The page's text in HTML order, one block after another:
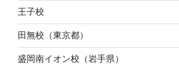
王子校
田無校（東京都）
盛岡南イオン校（岩手県）